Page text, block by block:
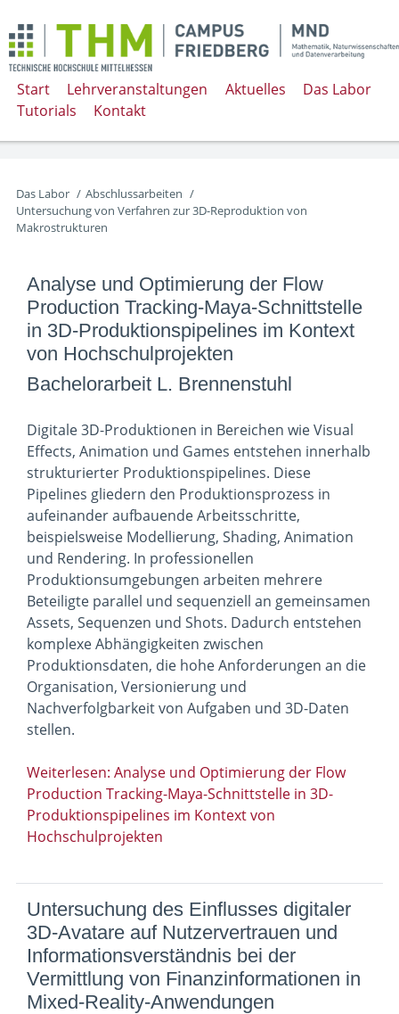
Start Lehrveranstaltungen Aktuelles
Das Labor
Tutorials
Kontakt
Das Labor / Abschlussarbeiten /
Untersuchung von Verfahren zur 3D-Reproduktion von
Makrostrukturen
Analyse und Optimierung der Flow
Production Tracking-Maya-Schnittstelle
in 3D-Produktionspipelines im Kontext
von Hochschulprojekten
Bachelorarbeit L. Brennenstuhl
Digitale 3D-Produktionen in Bereichen wie Visual
Effects, Animation und Games entstehen innerhalb
strukturierter Produktionspipelines. Diese
Pipelines gliedern den Produktionsprozess in
aufeinander aufbauende Arbeitsschritte,
beispielsweise Modellierung, Shading, Animation
und Rendering. In professionellen
Produktionsumgebungen arbeiten mehrere
Beteiligte parallel und sequenziell an gemeinsamen
Assets, Sequenzen und Shots. Dadurch entstehen
komplexe Abhängigkeiten zwischen
Produktionsdaten, die hohe Anforderungen an die
Organisation, Versionierung und
Nachverfolgbarkeit von Aufgaben und 3D-Daten
stellen.
Weiterlesen: Analyse und Optimierung der Flow
Production Tracking-Maya-Schnittstelle in 3D-
Produktionspipelines im Kontext von
Hochschulprojekten
Untersuchung des Einflusses digitaler
3D-Avatare auf Nutzervertrauen und
Informationsverständnis bei der
Vermittlung von Finanzinformationen in
Mixed-Reality-Anwendungen